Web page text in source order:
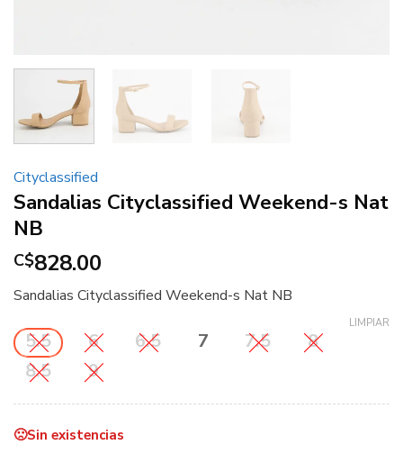
Cityclassified
Sandalias Cityclassified Weekend-s Nat
NB
C$828.00
Sandalias Cityclassified Weekend-s Nat NB
5.5 6 6.5 7 7.5
8
8.5
9
LIMPIAR
Sin existencias